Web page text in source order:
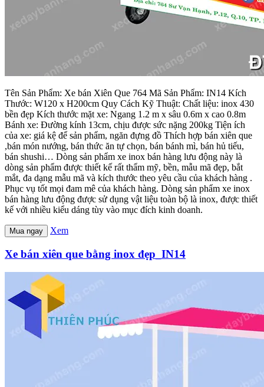
Tên Sản Phẩm: Xe bán Xiên Que 764 Mã Sản Phẩm: IN14 Kích
Thước: W120 x H200cm Quy Cách Kỹ Thuật: Chất liệu: inox 430
bền đẹp Kích thước mặt xe: Ngang 1.2 m x sâu 0.6m x cao 0.8m
Bánh xe: Đường kính 13cm, chịu được sức nặng 200kg Tiện ích
của xe: giá kệ để sản phẩm, ngăn đựng đồ Thích hợp bán xiên que
,bán món nướng, bán thức ăn tự chọn, bán bánh mì, bán hủ tiếu,
bán shushi… Dòng sản phẩm xe inox bán hàng lưu động này là
dòng sản phẩm được thiết kế rất thẩm mỹ, bền, mẫu mã đẹp, bắt
mắt, đa dạng mẫu mã và kích thước theo yêu cầu của khách hàng .
Phục vụ tốt mọi đam mê của khách hàng. Dòng sản phẩm xe inox
bán hàng lưu động được sử dụng vật liệu toàn bộ là inox, được thiết
kế với nhiều kiểu dáng tùy vào mục đích kinh doanh.
Mua ngay Xem
Xe bán xiên que bằng inox đẹp_IN14